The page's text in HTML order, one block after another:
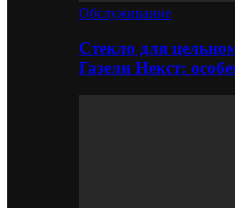
Обслуживание
Стекло для
Газели Некст: